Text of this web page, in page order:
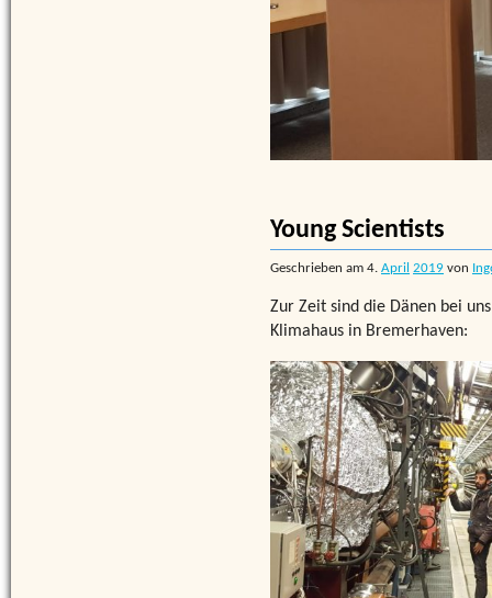
Young Scientists
Geschrieben am 4. April 2019 von
Zur Zeit sind die Dänen bei
Klimahaus in Bremerhaven: